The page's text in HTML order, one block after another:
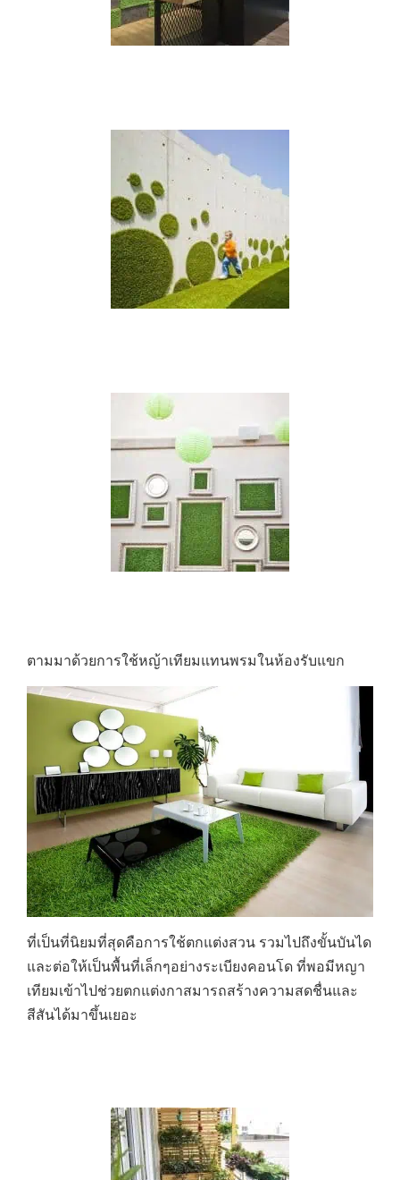
ตามมาด้วยการใช้หญ้าเทียมแทนพรมในห้องรับแขก
ที่เป็นที่นิยมที่สุดคือการใช้ตกแต่งสวน รวมไปถึงขั้นบันได
และต่อให้เป็นพื้นที่เล็กๆอย่างระเบียงคอนโด ที่พอมีหญา
เทียมเข้าไปช่วยตกแต่งกาสมารถสร้างความสดชื่นและ
สีสันได้มาขึ้นเยอะ